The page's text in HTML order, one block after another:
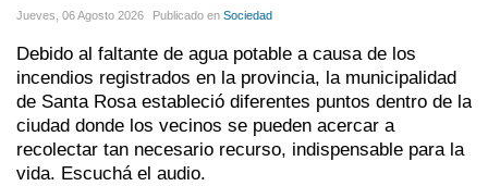
Jueves, 06 Agosto 2026 Publicado en Sociedad
Debido al faltante de agua potable a causa de los
incendios registrados en la provincia, la municipalidad
de Santa Rosa estableció diferentes puntos dentro de la
ciudad donde los vecinos se pueden acercar a
recolectar tan necesario recurso, indispensable para la
vida. Escuchá el audio.